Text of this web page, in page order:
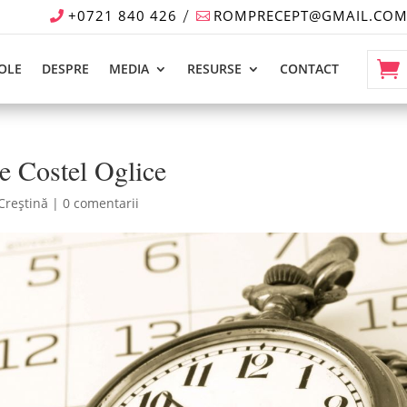
+0721 840 426
DESPRE MEDIA RESURSE CONTACT
Costel Oglice
|0 comentarii